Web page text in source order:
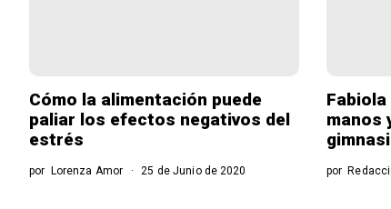
Cómo la alimentación puede
paliar los efectos negativos del
estrés
por Lorenza Amor 25 de Junio de 2020
manos
por